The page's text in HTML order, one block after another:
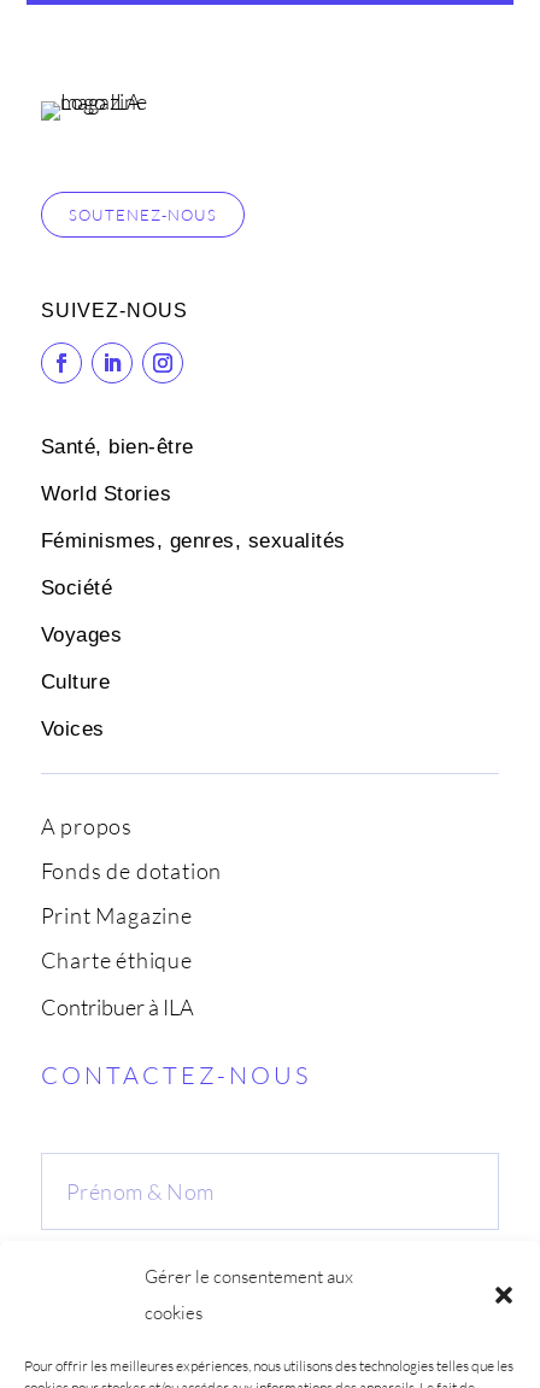
Gérer le consentement aux
cookies
Pour offrir les meilleures expériences, nous utilisons des technologies telles que les
SOUTENEZ-NOUS
SUIVEZ-NOUS
Santé, bien-être
World Stories
Féminismes, genres, sexualités
Société
Voyages
Culture
Voices
A propos
Fonds de dotation
Print Magazine
Charte éthique
Contribuer à ILA
CONTACTEZ-NOUS